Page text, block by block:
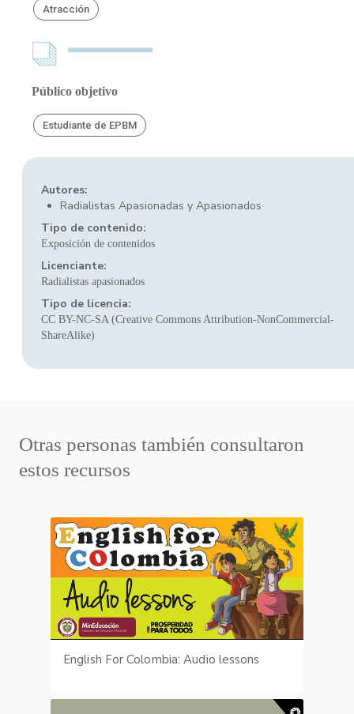
Atracción
Público objetivo
Estudiante de EPBM
Autores:
Radialistas Apasionadas y Apasionados
Tipo de contenido:
Exposición de contenidos
Licenciante:
Radialistas apasionados
Tipo de licencia:
CC BY-NC-SA (Creative Commons Attribution-NonCommercial-
ShareAlike)
Otras personas también consultaron
estos recursos
English For Colombia: Audio lessons